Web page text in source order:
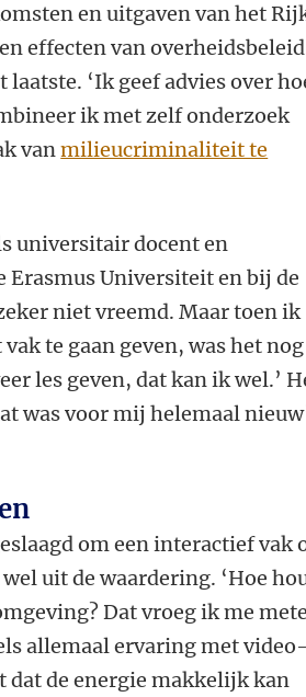
en uitgaven van het
effecten van
‘Ik geef advies over
ik met zelf onderzoek
vanmilieucriminaliteit te
universitair docent en
Universiteit en bij de
niet vreemd. Maar toen ik
te gaan geven, was het nog
les geven, dat kan ik wel.’
was voor mij helemaal
om een interactief vak
uit de waardering. ‘Hoe
Dat vroeg ik me
allemaal ervaring met video-
dat de energie makkelijk kan